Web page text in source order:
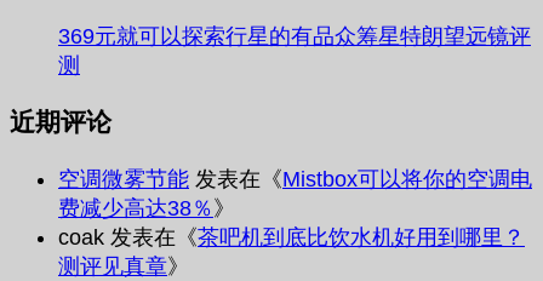
369元就可以探索行星的有品众筹星特朗望远镜评
测
近期评论
空调微雾节能 发表在《Mistbox可以将你的空调电
费减少高达38％ 》
coak 发表在《茶吧机到底比饮水机好用到哪里？
测评见真章》